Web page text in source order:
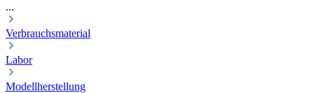
...
Verbrauchsmaterial
Labor
Modellherstellung